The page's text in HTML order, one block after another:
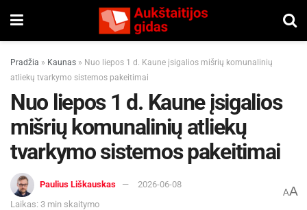
Pradžia » Kaunas » Nuo liepos 1 d. Kaune įsigalios mišrių komunalinių
atliekų tvarkymo sistemos pakeitimai
Nuo liepos 1 d. Kaune įsigalios
mišrių komunalinių atliekų
tvarkymo sistemos pakeitimai
Paulius Liškauskas
2026-06-08
Laikas: 3 min skaitymo
AA